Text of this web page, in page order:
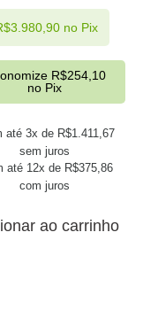
até 3x de R$1.411,67
sem juros
até 12x de R$375,86
com juros
3.980,90 no Pix
R$254,10
no Pix
ao carrinho